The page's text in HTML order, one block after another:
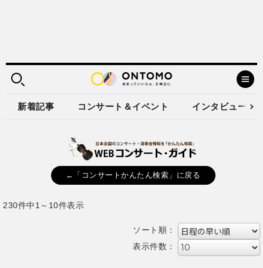
新着記事 コンサート＆イベント インタビュー
←「コンサートかんたん検索」に戻る
230件中1～10件表示
ソート順：
表示件数：